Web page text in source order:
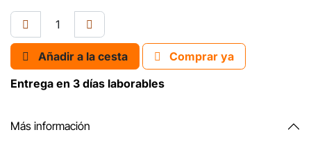
Añadir a la cesta
Comprar ya
Entrega en 3 días laborables
Más información